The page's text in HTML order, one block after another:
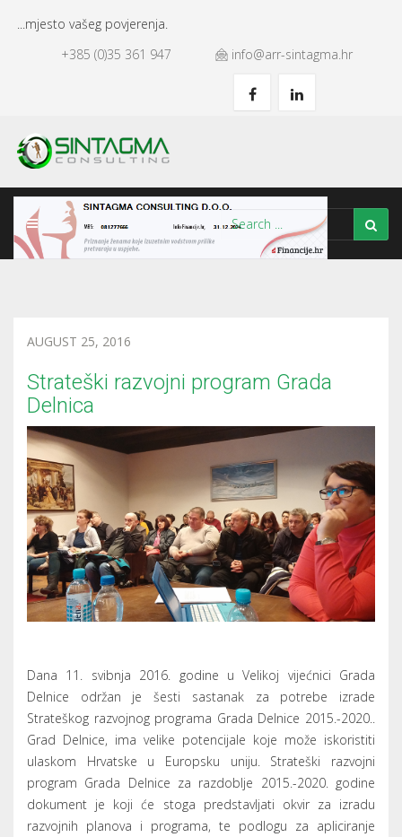
...mjesto vašeg povjerenja.
+385 (0)35 361 947
info@arr-sintagma.hr
AUGUST 25, 2016
Strateški razvojni program Grada
Delnica
Dana 11. svibnja 2016. godine u Velikoj vijećnici Grada
Delnice održan je šesti sastanak za potrebe izrade
Strateškog razvojnog programa Grada Delnice 2015.-2020..
Grad Delnice, ima velike potencijale koje može iskoristiti
ulaskom Hrvatske u Europsku uniju. Strateški razvojni
program Grada Delnice za razdoblje 2015.-2020. godine
dokument je koji će stoga predstavljati okvir za izradu
razvojnih planova i programa, te podlogu za apliciranje